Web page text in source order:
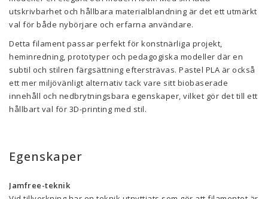
utskrivbarhet och hållbara materialblandning är det ett utmärkt
val för både nybörjare och erfarna användare.
Detta filament passar perfekt för konstnärliga projekt,
heminredning, prototyper och pedagogiska modeller där en
subtil och stilren färgsättning eftersträvas. Pastel PLA är också
ett mer miljövänligt alternativ tack vare sitt biobaserade
innehåll och nedbrytningsbara egenskaper, vilket gör det till ett
hållbart val för 3D-printing med stil.
Egenskaper
Jamfree-teknik